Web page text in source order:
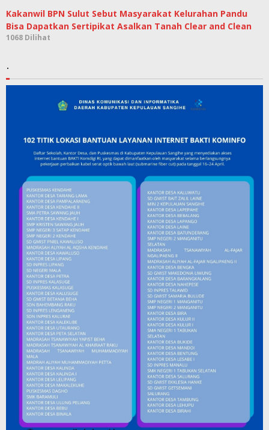
Kakanwil BPN Sulut Sebut Masyarakat Kelurahan Pandu
Bisa Dapatkan Sertipikat Asalkan Tanah Clear and Clean
1068 Dilihat
.